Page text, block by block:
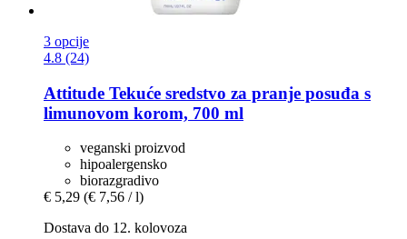
3 opcije
4.8 (24)
Attitude Tekuće sredstvo za pranje posuđa s
limunovom korom, 700 ml
veganski proizvod
hipoalergensko
biorazgradivo
€ 5,29 (€ 7,56 / l)
Dostava do 12. kolovoza